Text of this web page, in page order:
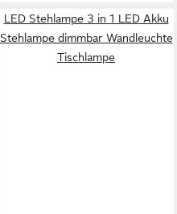
LED Stehlampe 3 in 1 LED Akku
Stehlampe dimmbar Wandleuchte
Tischlampe